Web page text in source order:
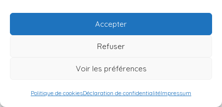
Accepter
Refuser
Voir les préférences
Politique de cookiesDéclaration de confidentialitéImpressum
Seminyak
surfaces naturelles